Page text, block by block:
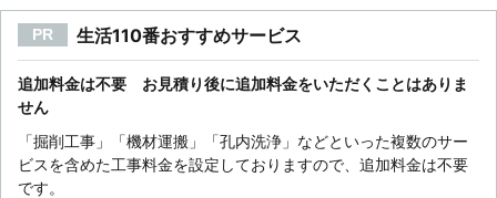
PR 生活110番おすすめサービス
追加料金は不要 お見積り後に追加料金をいただくことはありま
せん
「掘削工事」「機材運搬」「孔内洗浄」などといった複数のサー
ビスを含めた工事料金を設定しておりますので、追加料金は不要
です。